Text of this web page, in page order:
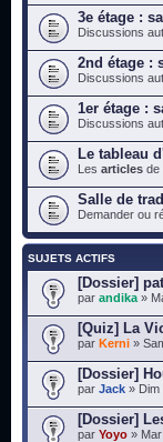
3e étage :
Discussions
2nd étage :
Discussions
1er étage :
Discussions
Le tableau
Les articles de
Salle de
Demander ou
SUJETS ACTIFS
[Dossier]
par andika »
[Quiz] La
par Kerni »
[Dossier]
par Jack » Dim
[Dossier]
par Yoyo »